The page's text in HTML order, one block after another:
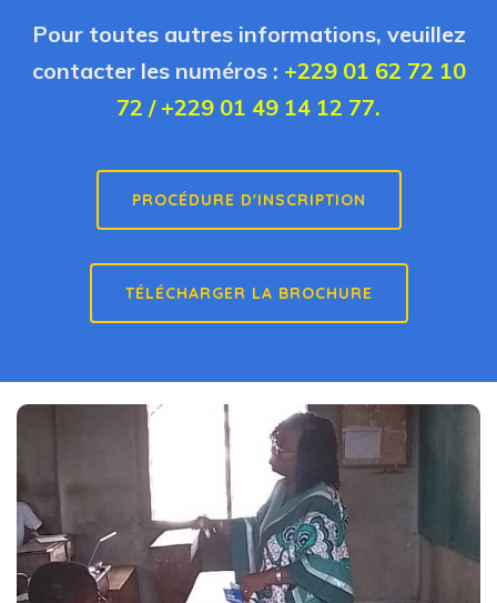
Pour toutes autres informations, veuillez
contacter les numéros : +229 01 62 72 10
72 / +229 01 49 14 12 77.
PROCÉDURE D'INSCRIPTION
TÉLÉCHARGER LA BROCHURE